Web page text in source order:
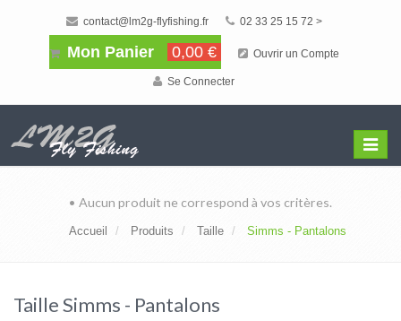
contact@lm2g-flyfishing.fr 02 33 25 15 72 >
Mon Panier 0,00 € Ouvrir un Compte
Se Connecter
Menu
• Aucun produit ne correspond à vos critères.
Accueil Produits Taille Simms - Pantalons
Taille Simms - Pantalons